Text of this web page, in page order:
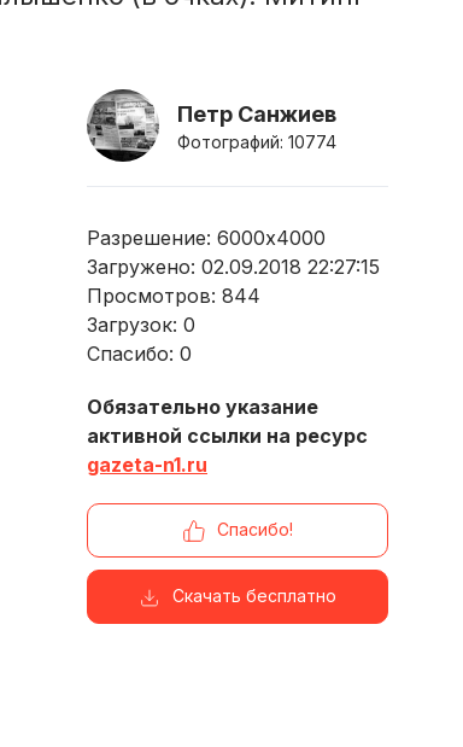
Петр Санжиев
Фотографий: 10774
Разрешение: 6000x4000
Загружено: 02.09.2018 22:27:15
Просмотров: 844
Загрузок: 0
Спасибо: 0
Обязательно указание
активной ссылки на ресурс
gazeta-n1.ru
Спасибо!
Скачать бесплатно